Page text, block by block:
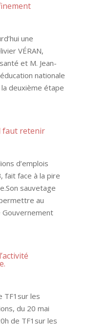
une
VÉRAN,
et M. Jean-
nationale
deuxième étape
faut retenir
d’emplois
fait face à la pire
sauvetage
au
TF1sur les
du 20 mai
de TF1sur les